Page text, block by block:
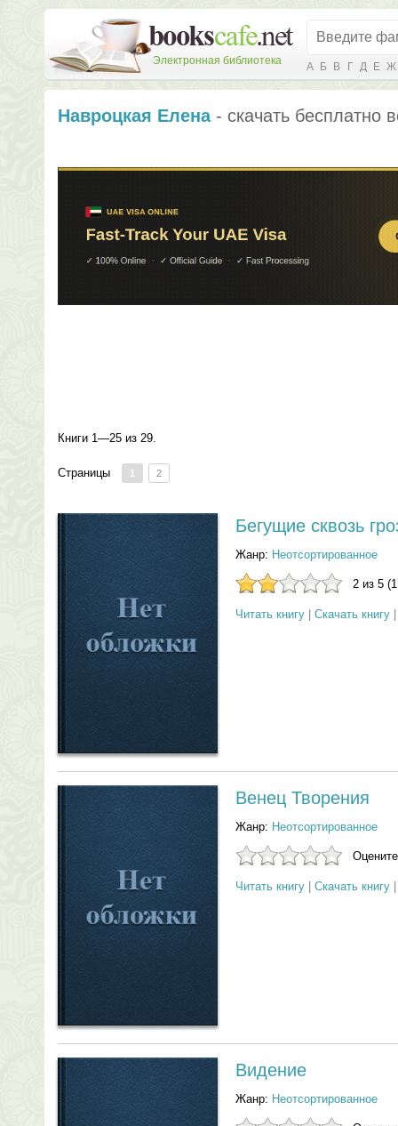
Электронная библиотека А Б В Г Д Е Ж
Навроцкая Елена- скачать бесплатно
Книги 1—25 из 29.
Страницы 1 2
Бегущие сквозь
Жанр: Неотсортированное
2 из 5
Читать книгу Скачать книгу
Венец Творения
Жанр: Неотсортированное
Читать книгу Скачать книгу
Видение
Жанр: Неотсортированное